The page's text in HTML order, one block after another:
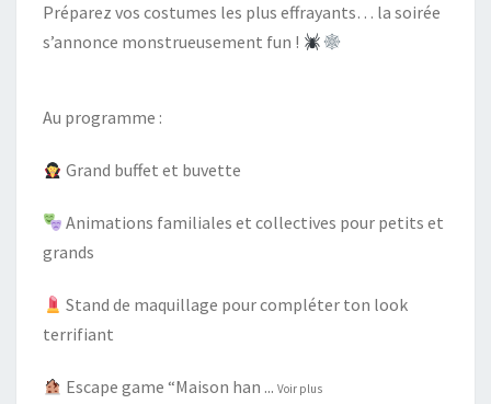
Préparez vos costumes les plus effrayants… la soirée
s’annonce monstrueusement fun !
Au programme :
Grand buffet et buvette
Animations familiales et collectives pour petits et
grands
Stand de maquillage pour compléter ton look
terrifiant
Escape game “Maison han ...Voir plus